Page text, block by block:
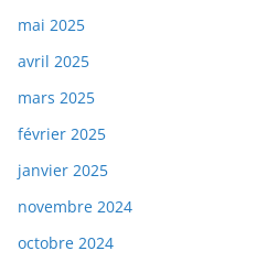
mai 2025
avril 2025
mars 2025
février 2025
janvier 2025
novembre 2024
octobre 2024